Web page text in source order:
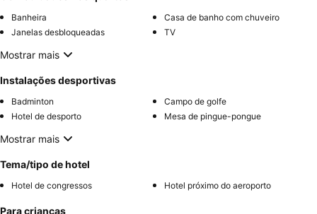
Banheira
Casa de banho com chuveiro
Janelas desbloqueadas
TV
Mostrar mais
Instalações desportivas
Badminton
Campo de golfe
Hotel de desporto
Mesa de pingue-pongue
Mostrar mais
Tema/tipo de hotel
Hotel de congressos Hotel próximo do aeroporto
Para crianças